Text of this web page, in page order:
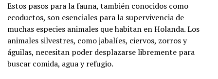
Estos pasos para la fauna, también conocidos como
ecoductos, son esenciales para la supervivencia de
muchas especies animales que habitan en Holanda. Los
animales silvestres, como jabalíes, ciervos, zorros y
águilas, necesitan poder desplazarse libremente para
buscar comida, agua y refugio.